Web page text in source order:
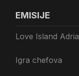
EMISIJE
Love Island Adria
Igra chefova